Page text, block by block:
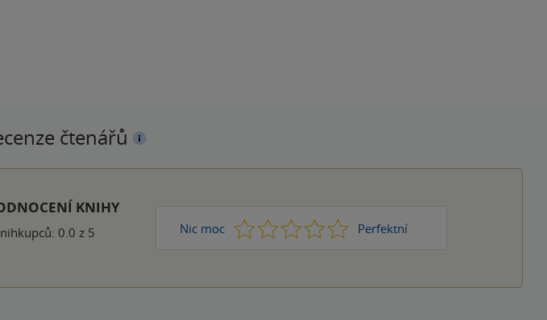
čtenářů
KNIHY
0.0 z 5 Nic moc 1 2 3 4 Perfektní
5